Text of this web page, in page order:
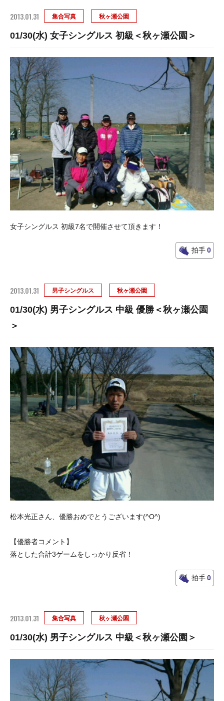
2013.01.31 集合写真 秋ヶ瀬公園
01/30(水) 女子シングルス 初級＜秋ヶ瀬公園＞
女子シングルス 初級7名で開催させて頂きます！
拍手0
2013.01.31 男子シングルス 秋ヶ瀬公園
01/30(水) 男子シングルス 中級 優勝＜秋ヶ瀬公園
＞
松本光正さん、優勝おめでとうございます(^O^)
【優勝者コメント】
落とした合計3ゲームをしっかり反省！
拍手0
2013.01.31 集合写真 秋ヶ瀬公園
01/30(水) 男子シングルス 中級＜秋ヶ瀬公園＞